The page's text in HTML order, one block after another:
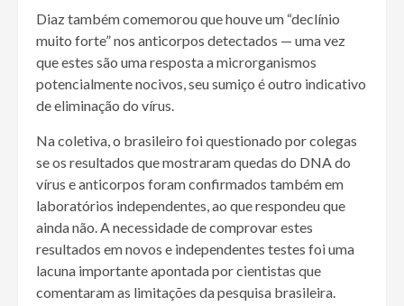
Diaz também comemorou que houve um “declínio
muito forte” nos anticorpos detectados — uma vez
que estes são uma resposta a microrganismos
potencialmente nocivos, seu sumiço é outro indicativo
de eliminação do vírus.
Na coletiva, o brasileiro foi questionado por colegas
se os resultados que mostraram quedas do DNA do
vírus e anticorpos foram confirmados também em
laboratórios independentes, ao que respondeu que
ainda não. A necessidade de comprovar estes
resultados em novos e independentes testes foi uma
lacuna importante apontada por cientistas que
comentaram as limitações da pesquisa brasileira.